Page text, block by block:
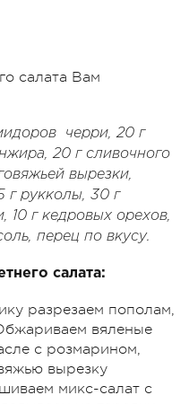
салата Вам
черри, 20 г
20 г сливочного
вырезки,
г рукколы, 30 г
10 г кедровых орехов,
перец по вкусу.
салата:
разрезаем пополам,
вяленые
с розмарином,
вырезку
микс-салат с